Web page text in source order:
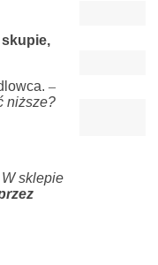
–
niższe?
sklepie